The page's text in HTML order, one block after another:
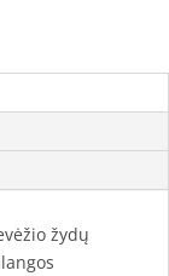
žydų